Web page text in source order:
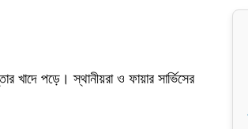
খাদে পড়ে। স্থানীয়রা ও ফায়ার সার্ভিসের